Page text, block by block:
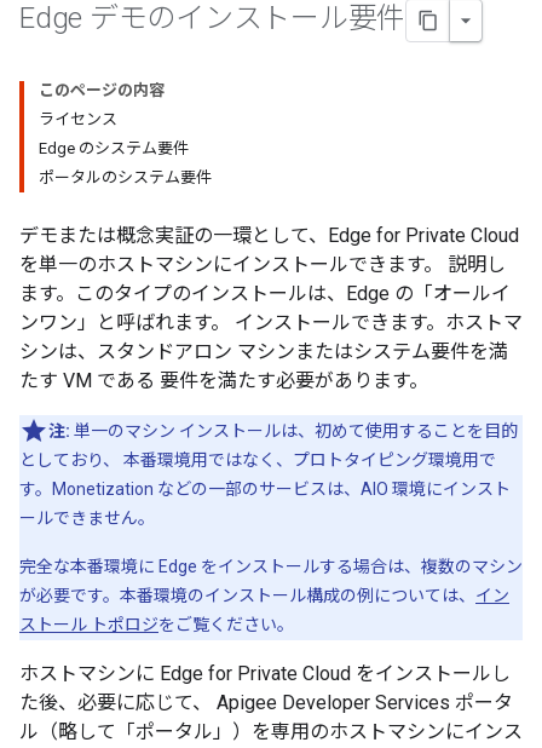
Edge デモのインストール要件
このページの内容
ライセンス
Edge のシステム要件
ポータルのシステム要件
デモまたは概念実証の一環として、Edge for Private Cloud
を単一のホストマシンにインストールできます。 説明し
ます。このタイプのインストールは、Edge の「オールイ
ンワン」と呼ばれます。 インストールできます。ホストマ
シンは、スタンドアロン マシンまたはシステム要件を満
たす VM である 要件を満たす必要があります。
注: 単一のマシン インストールは、初めて使用することを目的
としており、 本番環境用ではなく、プロトタイピング環境用で
す。Monetization などの一部のサービスは、AIO 環境にインスト
ールできません。
完全な本番環境に Edge をインストールする場合は、複数のマシン
が必要です。本番環境のインストール構成の例については、 イン
ストール トポロジをご覧ください。
ホストマシンに Edge for Private Cloud をインストールし
た後、必要に応じて、 Apigee Developer Services ポータ
ル（略して「ポータル」 ）を専用のホストマシンにインス